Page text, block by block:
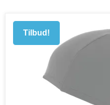
Tilbud!